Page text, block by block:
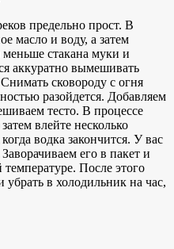
предельно прост. В
масло и воду, а затем
меньше стакана муки и
аккуратно вымешивать
сковороду с огня
разойдется. Добавляем
тесто. В процессе
влейте несколько
водка закончится. У вас
его в пакет и
После этого
в холодильник на час,